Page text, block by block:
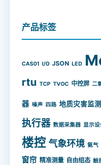
产品标签
CAS01 I/O JSON LED
rtu TCP TVOC 中控屏 二
器 噪声 四路 地质灾害监测
执行器 数据采集器 显示设
楼控 气象环境 氨气
窗帘 精准测量 自由组态 触